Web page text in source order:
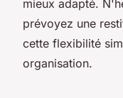
mieux adapté.
prévoyez une
cette flexibilité
organisation.